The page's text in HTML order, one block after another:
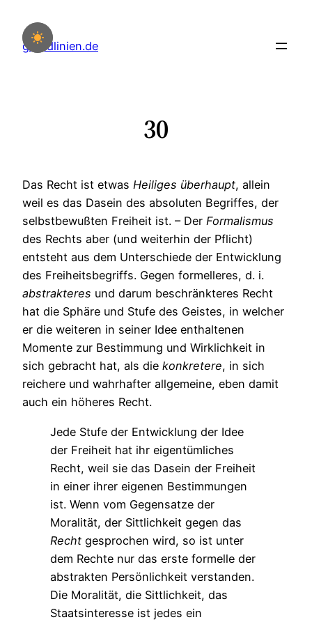
Inhalt
springen
grundlinien.de
30
Das Recht ist etwas Heiliges überhaupt, allein
weil es das Dasein des absoluten Begriffes, der
selbstbewußten Freiheit ist. – Der Formalismus
des Rechts aber (und weiterhin der Pflicht)
entsteht aus dem Unterschiede der Entwicklung
des Freiheitsbegriffs. Gegen formelleres, d. i.
abstrakteres und darum beschränkteres Recht
hat die Sphäre und Stufe des Geistes, in welcher
er die weiteren in seiner Idee enthaltenen
Momente zur Bestimmung und Wirklichkeit in
sich gebracht hat, als die konkretere, in sich
reichere und wahrhafter allgemeine, eben damit
auch ein höheres Recht.
Jede Stufe der Entwicklung der Idee
der Freiheit hat ihr eigentümliches
Recht, weil sie das Dasein der Freiheit
in einer ihrer eigenen Bestimmungen
ist. Wenn vom Gegensatze der
Moralität, der Sittlichkeit gegen das
Recht gesprochen wird, so ist unter
dem Rechte nur das erste formelle der
abstrakten Persönlichkeit verstanden.
Die Moralität, die Sittlichkeit, das
Staatsinteresse ist jedes ein